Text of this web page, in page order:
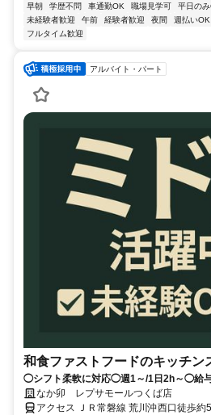
早朝
学歴不問 車通勤OK 職場見学可 平日の
未経験者歓迎
午前 経験者歓迎 夜間 週払いOK
フルタイム歓迎
アルバイト・パート
和食ファストフードのキッチン
◯シフト柔軟に対応◯週1～/1日2h～◯給
（食事補助）あり
なか卯 レプサモールつくば店
アクセス ＪＲ常磐線 荒川沖西口徒歩